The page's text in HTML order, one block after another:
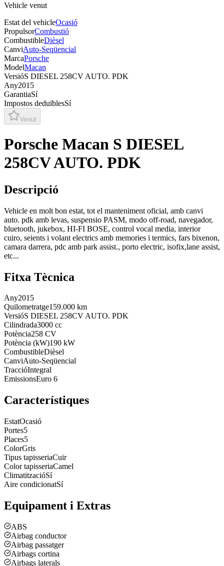
Vehicle venut
Estat del vehicleOcasió
PropulsorCombustió
CombustibleDièsel
CanviAuto-Seqüencial
MarcaPorsche
ModelMacan
VersióS DIESEL 258CV AUTO. PDK
Any2015
GarantiaSí
Impostos deduïblesSí
Venut
Porsche Macan S DIESEL
258CV AUTO. PDK
Descripció
Vehicle en molt bon estat, tot el manteniment oficial, amb canvi
auto. pdk amb levas, suspensio PASM, modo off-road, navegador,
bluetooth, jukebox, HI-FI BOSE, control vocal media, interior
cuiro, seients i volant electrics amb memories i termics, fars bixenon,
camara darrera, pdc amb park assist., porto electric, isofix,lane assist,
etc...
Fitxa Tècnica
Any2015
Quilometratge159.000 km
VersióS DIESEL 258CV AUTO. PDK
Cilindrada3000 cc
Potència258 CV
Potència (kW)190 kW
CombustibleDièsel
CanviAuto-Seqüencial
TraccióIntegral
EmissionsEuro 6
Característiques
EstatOcasió
Portes5
Places5
ColorGris
Tipus tapisseriaCuir
Color tapisseriaCamel
ClimatitzacióSí
Aire condicionatSí
Equipament i Extras
ABS
Airbag conductor
Airbag passatger
Airbags cortina
Airbags laterals